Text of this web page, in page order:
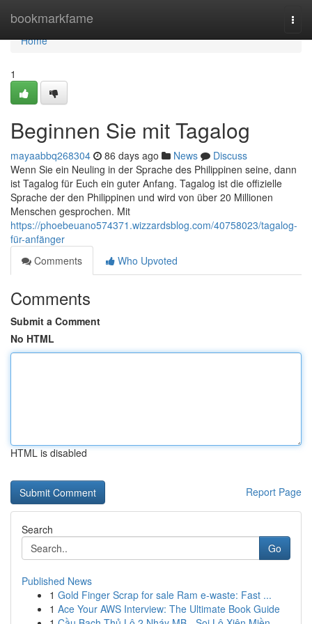
bookmarkfame
Home
Home
1
Beginnen Sie mit Tagalog
mayaabbq268304 86 days ago News
Discuss
Wenn Sie ein Neuling in der Sprache des Philippinen seine, dann
ist Tagalog für Euch ein guter Anfang. Tagalog ist die offizielle
Sprache der den Philippinen und wird von über 20 Millionen
Menschen gesprochen. Mit
https://phoebeuano574371.wizzardsblog.com/40758023/tagalog-
für-anfänger
Comments
Who Upvoted
Comments
Submit a Comment
No HTML
HTML is disabled
Report Page
Search
Go
Published News
1 Gold Finger Scrap for sale Ram e-waste: Fast ...
1 Ace Your AWS Interview: The Ultimate Book Guide